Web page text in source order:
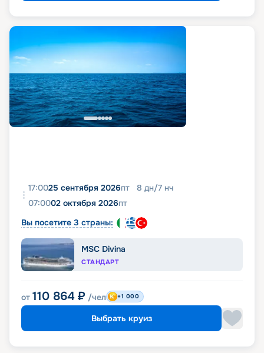
17:0025 сентября 2026пт 8 дн/7 нч
07:0002 октября 2026пт
Вы посетите 3 страны:
MSC Divina
СТАНДАРТ
от 110 864 ₽ /чел +1 000
Выбрать круиз